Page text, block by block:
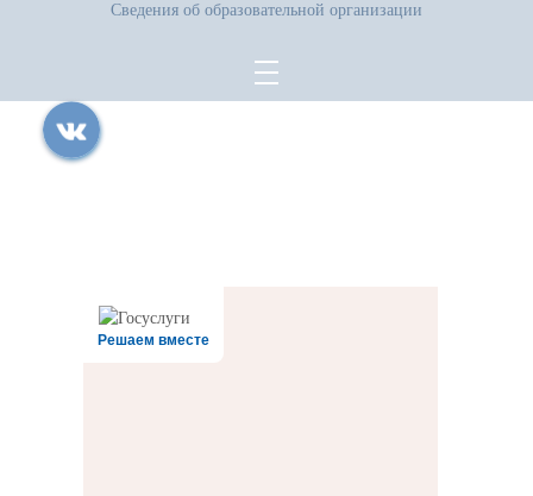
Сведения об образовательной организации
Решаем вместе